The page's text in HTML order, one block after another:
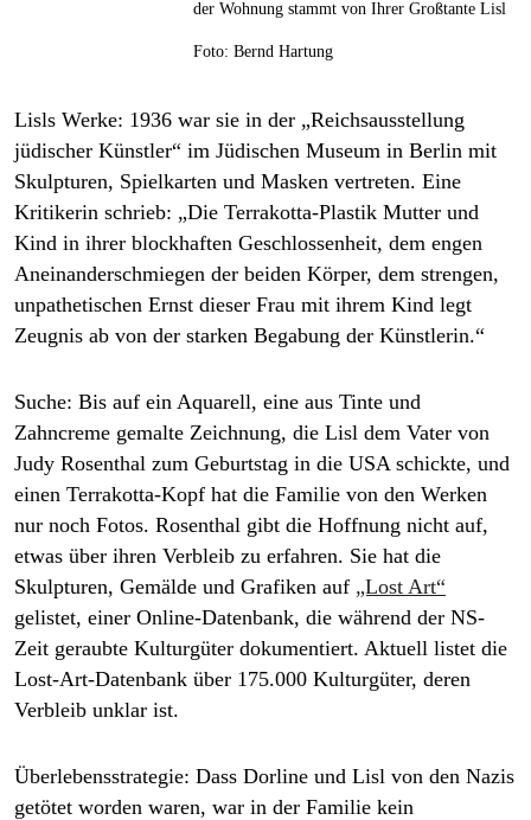
der Wohnung stammt von Ihrer Großtante Lisl
Foto: Bernd Hartung
Lisls Werke: 1936 war sie in der „Reichsausstellung
jüdischer Künstler“ im Jüdischen Museum in Berlin mit
Skulpturen, Spielkarten und Masken vertreten. Eine
Kritikerin schrieb: „Die Terrakotta-Plastik Mutter und
Kind in ihrer blockhaften Geschlossenheit, dem engen
Aneinanderschmiegen der beiden Körper, dem strengen,
unpathetischen Ernst dieser Frau mit ihrem Kind legt
Zeugnis ab von der starken Begabung der Künstlerin.“
Suche: Bis auf ein Aquarell, eine aus Tinte und
Zahncreme gemalte Zeichnung, die Lisl dem Vater von
Judy Rosenthal zum Geburtstag in die USA schickte, und
einen Terrakotta-Kopf hat die Familie von den Werken
nur noch Fotos. Rosenthal gibt die Hoffnung nicht auf,
etwas über ihren Verbleib zu erfahren. Sie hat die
Skulpturen, Gemälde und Grafiken auf „Lost Art“
gelistet, einer Online-Datenbank, die während der NS-
Zeit geraubte Kulturgüter dokumentiert. Aktuell listet die
Lost-Art-Datenbank über 175.000 Kulturgüter, deren
Verbleib unklar ist.
Überlebensstrategie: Dass Dorline und Lisl von den Nazis
getötet worden waren, war in der Familie kein